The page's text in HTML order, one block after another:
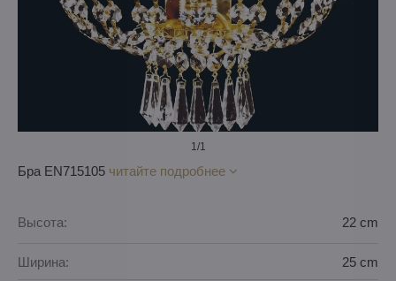
1/1
Бра EN715105 читайте подробнее
Высота: 22 cm
Ширина: 25 cm